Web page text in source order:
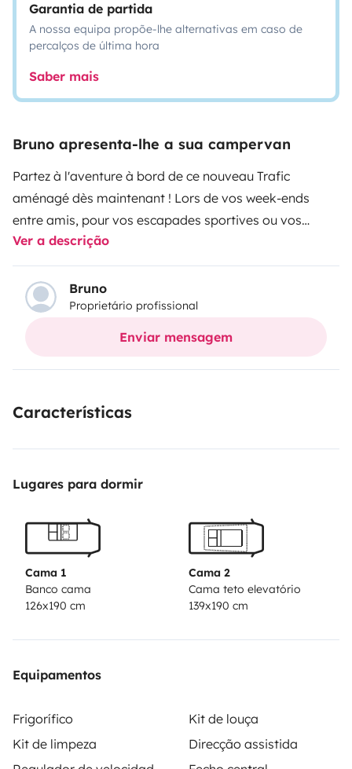
Garantia de partida
A nossa equipa propõe-lhe alternativas em caso de
percalços de última hora
Saber mais
Bruno apresenta-lhe a sua campervan
Partez à l'aventure à bord de ce nouveau Trafic
aménagé dès maintenant ! Lors de vos week-ends
entre amis, pour vos escapades sportives ou vos
vacances estivales. La banquette arrière du véhicule se
transforme rapidement en couchage pouvant accueillir
2 adultes. Le lit situé dans le toit relevable peut coucher
confortablement 2 autres voyageurs.
Modèle : Trafic Trek 5 150ch
de couchages : 4 couchagesCarburant : DieselBoîte :
Toile ombragé, porte-vélos, Auvent (cabine de douche),
Ver a descrição
Bruno
Proprietário profissional
Enviar mensagem
Características
Lugares para dormir
Cama 1
Banco cama
126x190 cm
Cama 2
Cama teto elevatório
139x190 cm
Equipamentos
Frigorífico
Kit de louça
Kit de limpeza
Direcção assistida